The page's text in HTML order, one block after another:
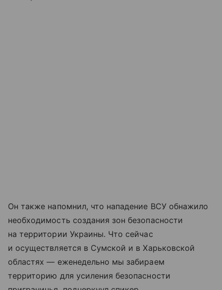
Он также напомнил, что нападение ВСУ обнажило
необходимость создания зон безопасности
на территории Украины. Что сейчас
и осуществляется в Сумской и в Харьковской
областях — еженедельно мы забираем
территорию для усиления безопасности